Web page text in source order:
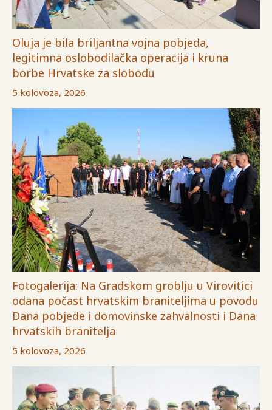
Oluja je bila briljantna vojna pobjeda,
legitimna oslobodilačka operacija i kruna
borbe Hrvatske za slobodu
5 kolovoza, 2026
Fotogalerija: Na Gradskom groblju u Virovitici
odana počast hrvatskim braniteljima u povodu
Dana pobjede i domovinske zahvalnosti i Dana
hrvatskih branitelja
5 kolovoza, 2026